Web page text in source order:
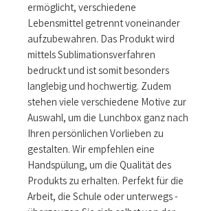
ermöglicht, verschiedene
Lebensmittel getrennt voneinander
aufzubewahren. Das Produkt wird
mittels Sublimationsverfahren
bedruckt und ist somit besonders
langlebig und hochwertig. Zudem
stehen viele verschiedene Motive zur
Auswahl, um die Lunchbox ganz nach
Ihren persönlichen Vorlieben zu
gestalten. Wir empfehlen eine
Handspülung, um die Qualität des
Produkts zu erhalten. Perfekt für die
Arbeit, die Schule oder unterwegs -